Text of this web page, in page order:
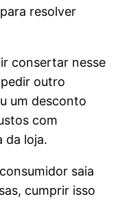
resolver
consertar nesse
outro
um desconto
com
da loja.
saia
cumprir isso